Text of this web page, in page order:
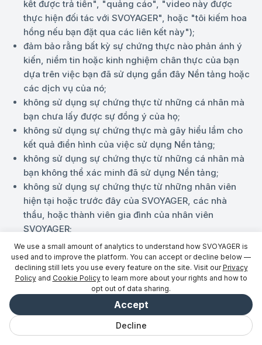
kết được trả tiền", "quảng cáo", "video này được
thực hiện đối tác với SVOYAGER", hoặc "tôi kiếm hoa
hồng nếu bạn đặt qua các liên kết này");
đảm bảo rằng bất kỳ sự chứng thực nào phản ánh ý
kiến, niềm tin hoặc kinh nghiệm chân thực của bạn
dựa trên việc bạn đã sử dụng gần đây Nền tảng hoặc
các dịch vụ của nó;
không sử dụng sự chứng thực từ những cá nhân mà
bạn chưa lấy được sự đồng ý của họ;
không sử dụng sự chứng thực mà gây hiểu lầm cho
kết quả điển hình của việc sử dụng Nền tảng;
không sử dụng sự chứng thực từ những cá nhân mà
bạn không thể xác minh đã sử dụng Nền tảng;
không sử dụng sự chứng thực từ những nhân viên
hiện tại hoặc trước đây của SVOYAGER, các nhà
thầu, hoặc thành viên gia đình của nhân viên
SVOYAGER;
nếu sự chứng thực của bạn là kết quả của bất kỳ
khoản thanh toán nào, dịch vụ miễn phí, hoặc động
viên nào khác, hãy đánh dấu nó một cách rõ ràng.
6.11. Tiết lộ AI (cụ thể cho SVOYAGER).
Bởi vì SVOYAGER bản thân sử dụng AI sinh tạo một cách
mạnh mẽ, chúng tôi yêu cầu các nhà sáng tạo phải
minh bạch tốt. Khi bạn đã sử dụng các công cụ AI
Trò chuyện Đã lưu Chuyến đi Khám phá Vibe Đăng nhập
We use a small amount of analytics to understand how SVOYAGER is
used and to improve the platform. You can accept or decline below —
declining still lets you use every feature on the site. Visit our Privacy
Policy and Cookie Policy to learn more about your rights and how to
opt out of data sharing.
Decline
Accept